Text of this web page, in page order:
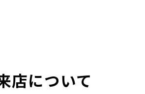
店について